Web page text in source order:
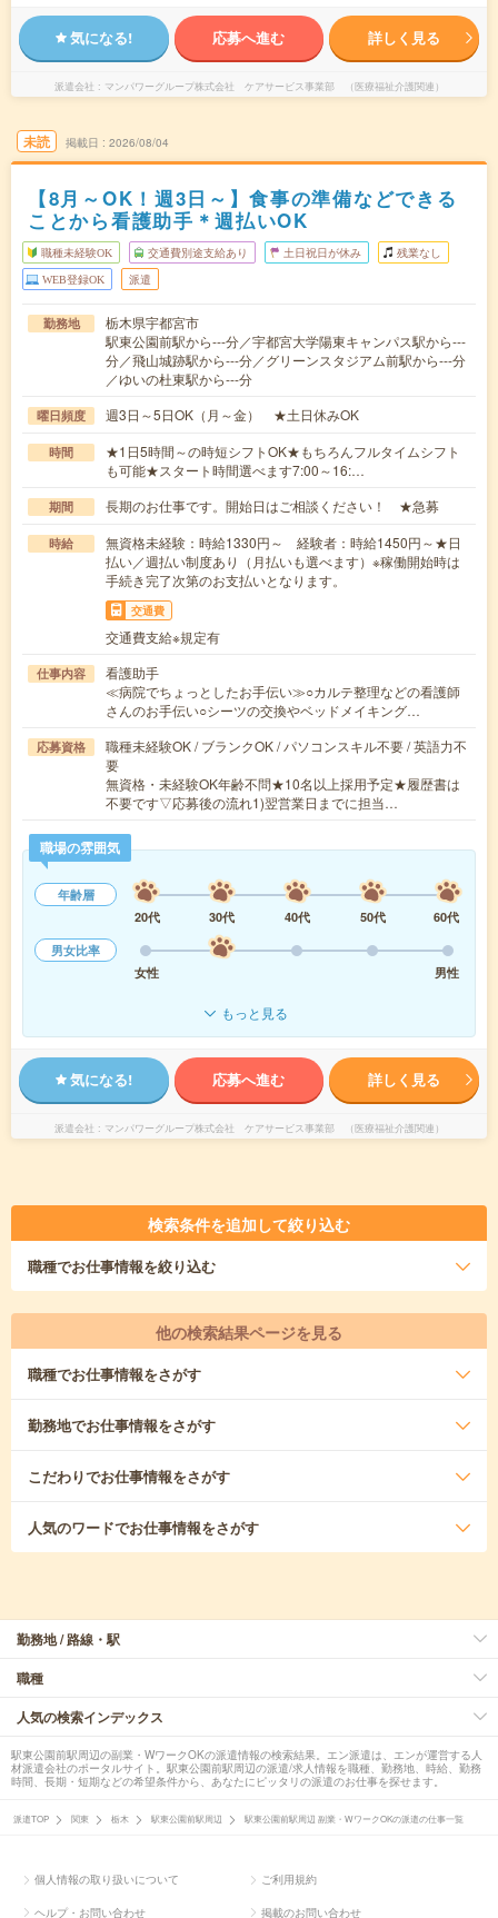
気になる! 応募へ進む 詳しく見る
派遣会社 マンパワーグループ株式会社 ケアサービス事業部 （医療福祉介護関連）
未読 掲載日 2026/08/04
【8月～OK！週3日～】食事の準備などできる
ことから看護助手＊週払いOK
職種未経験OK 交通費別途支給あり 土日祝日が休み 残業なし
WEB登録OK 派遣
勤務地
栃木県宇都宮市
駅東公園前駅から---分／宇都宮大学陽東キャンパス駅から---
分／飛山城跡駅から---分／グリーンスタジアム前駅から---分
／ゆいの杜東駅から---分
曜日頻度 週3日～5日OK（月～金） ★土日休みOK
時間
★1日5時間～の時短シフトOK★もちろんフルタイムシフト
も可能★スタート時間選べます7:00～16:…
期間 長期のお仕事です。開始日はご相談ください！ ★急募
時給
無資格未経験：時給1330円～ 経験者：時給1450円～★日
払い／週払い制度あり（月払いも選べます）※稼働開始時は
手続き完了次第のお支払いとなります。
交通費
交通費支給※規定有
仕事内容
看護助手
≪病院でちょっとしたお手伝い≫○カルテ整理などの看護師
さんのお手伝い○シーツの交換やベッドメイキング…
応募資格
職種未経験OK / ブランクOK / パソコンスキル不要 / 英語力不
要
無資格・未経験OK年齢不問★10名以上採用予定★履歴書は
不要です▽応募後の流れ1)翌営業日までに担当…
職場の雰囲気
年齢層
20代
30代 40代 50代
60代
男女比率
女性
男性
もっと見る
気になる! 応募へ進む 詳しく見る
派遣会社 マンパワーグループ株式会社 ケアサービス事業部 （医療福祉介護関連）
検索条件を追加して絞り込む
職種でお仕事情報を絞り込む
他の検索結果ページを見る
職種でお仕事情報をさがす
勤務地でお仕事情報をさがす
こだわりでお仕事情報をさがす
人気のワードでお仕事情報をさがす
勤務地 / 路線・駅
職種
人気の検索インデックス
駅東公園前駅周辺の副業・WワークOKの派遣情報の検索結果。エン派遣は、エンが運営する人
材派遣会社のポータルサイト。駅東公園前駅周辺の派遣/求人情報を職種、勤務地、時給、勤務
時間、長期・短期などの希望条件から、あなたにピッタリの派遣のお仕事を探せます。
派遣TOP 関東 栃木 駅東公園前駅周辺 駅東公園前駅周辺 副業・WワークOKの派遣の仕事一覧
個人情報の取り扱いについて ご利用規約
ヘルプ・お問い合わせ 掲載のお問い合わせ